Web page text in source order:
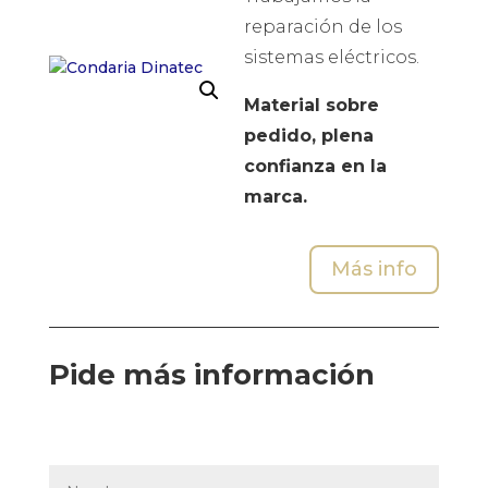
reparación de los
sistemas eléctricos.
Material sobre
pedido, plena
confianza en la
marca.
Más info
Pide más información